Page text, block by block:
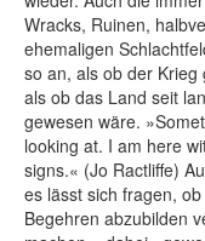
Wracks, Ruinen,
ehemaligen
so an, als ob der
als ob das Land seit
gewesen wäre.
looking at. I am here
signs.« (Jo Ractliffe)
es lässt sich fragen,
Begehren abzubilden